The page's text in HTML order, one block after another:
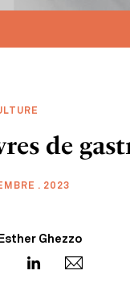
de
. 2023
Ghezzo